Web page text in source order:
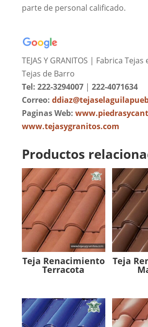
parte de personal calificado.
TEJAS Y GRANITOS | Fabrica
Tejas de Barro
Tel: 222-3294007| 222-4071634
Correo:
Paginas Web:
www.tejasygranitos.com
Productos
Teja Renacimiento
Terracota
Teja